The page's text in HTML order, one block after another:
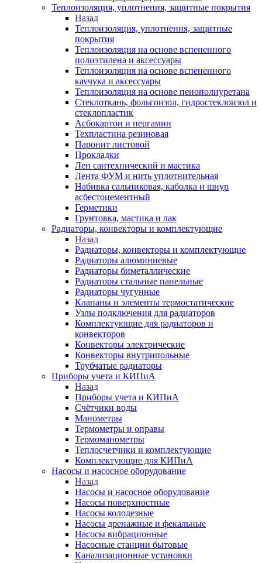
Теплоизоляция, уплотнения, защитные покрытия
Назад
Теплоизоляция, уплотнения, защитные
покрытия
Теплоизоляция на основе вспененного
полиэтилена и аксессуары
Теплоизоляция на основе вспененного
каучука и аксессуары
Теплоизоляция на основе пенополиуретана
Стеклоткань, фольгоизол, гидростеклоизол и
стеклопластик
Асбокартон и пергамин
Техпластина резиновая
Паронит листовой
Прокладки
Лен сантехнический и мастика
Лента ФУМ и нить уплотнительная
Набивка сальниковая, каболка и шнур
асбестоцементный
Герметики
Грунтовка, мастика и лак
Радиаторы, конвекторы и комплектующие
Назад
Радиаторы, конвекторы и комплектующие
Радиаторы алюминиевые
Радиаторы биметаллические
Радиаторы стальные панельные
Радиаторы чугунные
Клапаны и элементы термостатические
Узлы подключения для радиаторов
Комплектующие для радиаторов и
конвекторов
Конвекторы электрические
Конвекторы внутрипольные
Трубчатые радиаторы
Приборы учета и КИПиА
Назад
Приборы учета и КИПиА
Счётчики воды
Манометры
Термометры и оправы
Термоманометры
Теплосчетчики и комплектующие
Комплектующие для КИПиА
Насосы и насосное оборудование
Назад
Насосы и насосное оборудование
Насосы поверхностные
Насосы колодезные
Насосы дренажные и фекальные
Насосы вибрационные
Насосные станции бытовые
Канализационные установки